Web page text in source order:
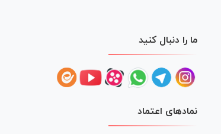
ما را دنبال کنید
نمادهای اعتماد